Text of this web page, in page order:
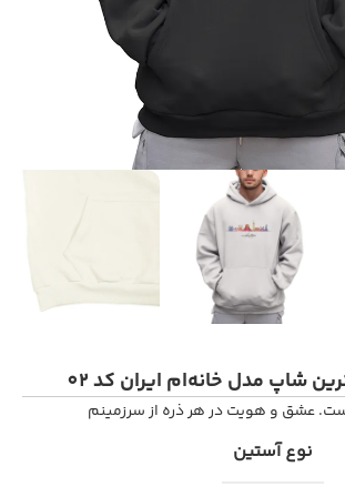
کنید
شاپ مدل خانه‌ام ایران کد 02
عشق و هویت در هر ذره از سرزمینم
نوع آستین